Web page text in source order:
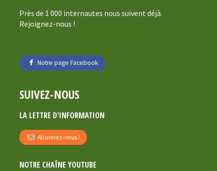
Près de 1 000 internautes nous suivent déjà.
Rejoignez-nous !
Notre page Facebook
SUIVEZ-NOUS
LA LETTRE D'INFORMATION
Abonnez-vous !
NOTRE CHAÎNE YOUTUBE